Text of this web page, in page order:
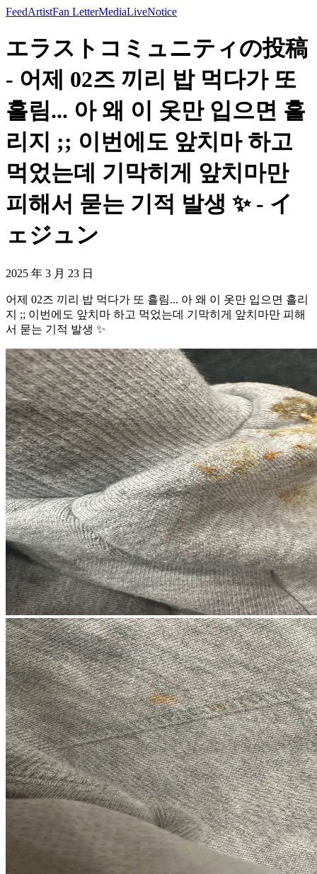
FeedArtistFan LetterMediaLiveNotice
エラストコミュニティの投稿
- 어제 02즈 끼리 밥 먹다가 또
흘림... 아 왜 이 옷만 입으면 흘
리지 ;; 이번에도 앞치마 하고
먹었는데 기막히게 앞치마만
피해서 묻는 기적 발생 ✨ - イ
ェジュン
2025 年 3 月 23 日
어제 02즈 끼리 밥 먹다가 또 흘림... 아 왜 이 옷만 입으면 흘리
지 ;; 이번에도 앞치마 하고 먹었는데 기막히게 앞치마만 피해
서 묻는 기적 발생 ✨